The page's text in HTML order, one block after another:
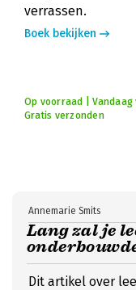
verrassen.
Boek bekijken
Op voorraad | Vandaag
Gratis verzonden
Lang zal je
Annemarie Smits
Dit artikel over